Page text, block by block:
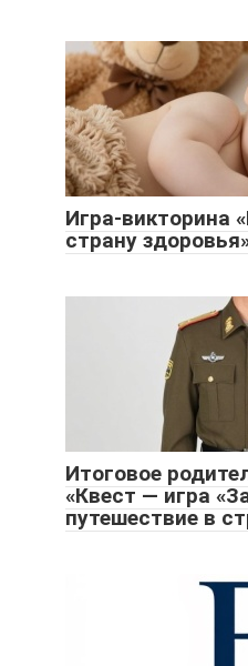
Игра-викторина
страну
Итоговое
«Квест — игра
путешествие в